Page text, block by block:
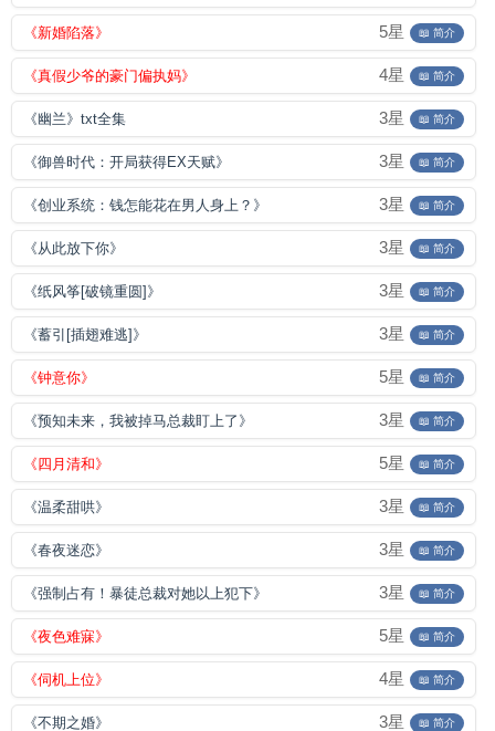
《新婚陷落》 5星 📖 简介
《真假少爷的豪门偏执妈》 4星 📖 简介
《幽兰》txt全集 3星 📖 简介
《御兽时代：开局获得EX天赋》 3星 📖 简介
《创业系统：钱怎能花在男人身上？》 3星 📖 简介
《从此放下你》 3星 📖 简介
《纸风筝[破镜重圆]》 3星 📖 简介
《蓄引[插翅难逃]》 3星 📖 简介
《钟意你》 5星 📖 简介
《预知未来，我被掉马总裁盯上了》 3星 📖 简介
《四月清和》 5星 📖 简介
《温柔甜哄》 3星 📖 简介
《春夜迷恋》 3星 📖 简介
《强制占有！暴徒总裁对她以上犯下》 3星 📖 简介
《夜色难寐》 5星 📖 简介
《伺机上位》 4星 📖 简介
《不期之婚》 3星 📖 简介